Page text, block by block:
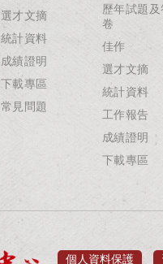
選才文摘
統計資料
成績證明
下載專區
常見問題
歷年試題及
卷
佳作
選才文摘
統計資料
工作報告
成績證明
下載專區
個人資料保護